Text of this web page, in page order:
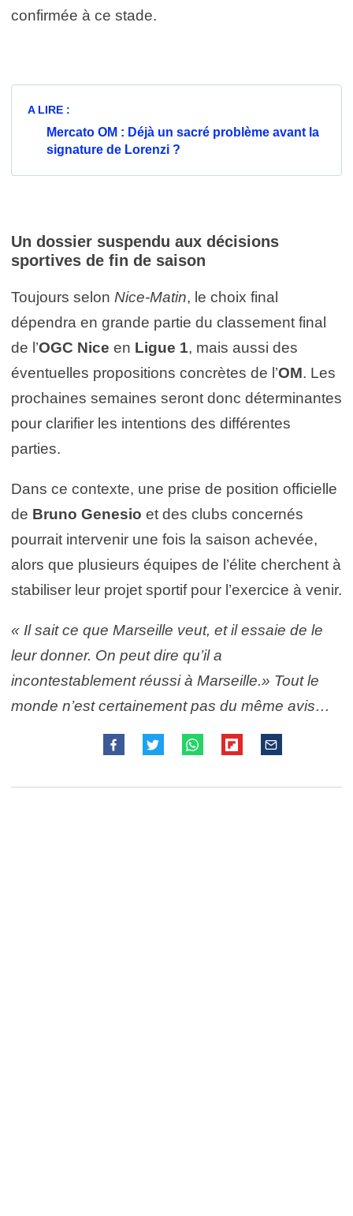
confirmée à ce stade.
A LIRE :
Mercato OM : Déjà un sacré problème avant la
signature de Lorenzi ?
Un dossier suspendu aux décisions
sportives de fin de saison
Toujours selon Nice-Matin, le choix final
dépendra en grande partie du classement final
de l’OGC Nice en Ligue 1, mais aussi des
éventuelles propositions concrètes de l’OM. Les
prochaines semaines seront donc déterminantes
pour clarifier les intentions des différentes
parties.
Dans ce contexte, une prise de position officielle
de Bruno Genesio et des clubs concernés
pourrait intervenir une fois la saison achevée,
alors que plusieurs équipes de l’élite cherchent à
stabiliser leur projet sportif pour l’exercice à venir.
« Il sait ce que Marseille veut, et il essaie de le
leur donner. On peut dire qu’il a
incontestablement réussi à Marseille.» Tout le
monde n’est certainement pas du même avis…